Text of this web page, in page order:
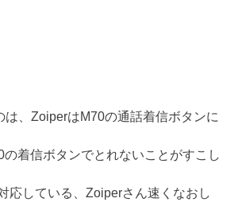
は、ZoiperはM70の通話着信ボタンに
着信ボタンでとれないことがすこし
応している、Zoiperさん速くなおし